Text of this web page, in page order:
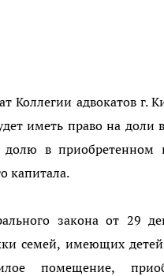
Коллегии адвокатов г.
иметь право на
долю в
капитала.
закона от 29
семей, имеющих
помещение,